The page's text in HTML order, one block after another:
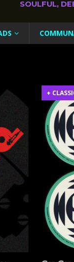
SOULFUL,
+